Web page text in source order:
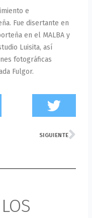
e
Fue disertante en
en el MALBA y
Luisita, así
fotográficas
Fulgor.
SIGUIENTE